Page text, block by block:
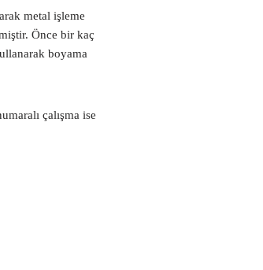
metal işleme
Önce bir kaç
boyama
çalışma ise